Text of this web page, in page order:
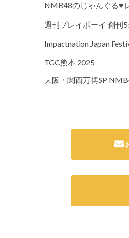
NMB48のじゃんぐる♥
週刊プレイボーイ 創刊
Impactnation Japan
TGC熊本 2025
大阪・関西万博SP